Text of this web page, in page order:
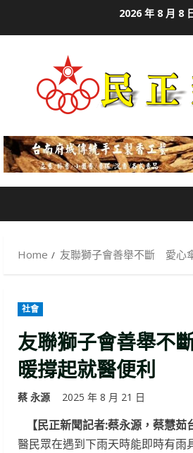
2026 年 8 月 8
Home 友聯獅子會善舉不斷 愛心
社會
友聯獅子會善舉不
暖撐起就醫便利
蔡 永源 2025 年 8 月 21 日
【民正新聞記者:蔡永源，蔡慧茹
醫民眾在遇到下雨天時能即時有雨